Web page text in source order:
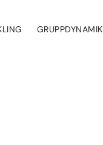
GRUPPDYNAMIK